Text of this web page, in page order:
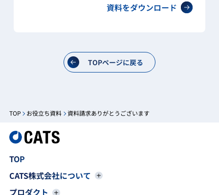
資料をダウンロード
TOPページに戻る
TOP お役立ち資料 資料請求ありがとうございます
TOP
CATS株式会社について
プロダクト